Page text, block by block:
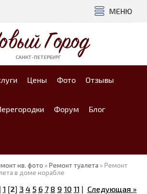
МЕНЮ
Город
САНКТ-ПЕТЕРБУРГ
Цены Фото Отзывы
Форум Блог
кв. фото »Ремонт туалета » Ремонт
в доме корабле
| 1 [2] 3 4 5 6 7 8 9 10 11 | Следующая »